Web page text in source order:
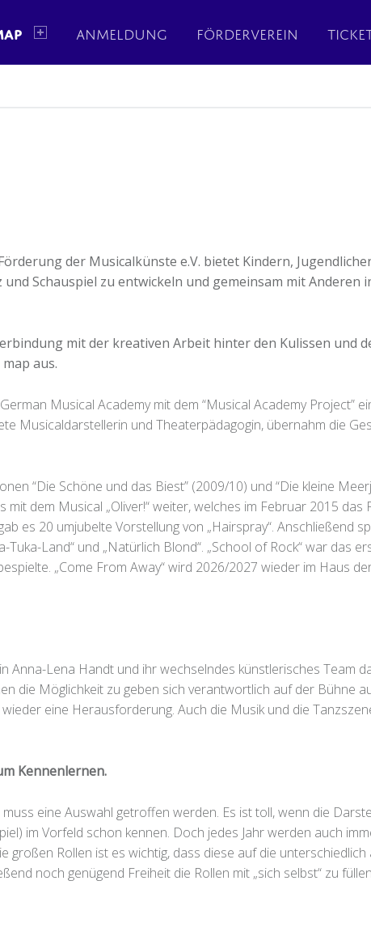
ANMELDUNG FÖRDERVEREIN
der Musicalkünste e.V. bietet Kindern,
Schauspiel zu entwickeln und gemeinsam mit Anderen
mit der kreativen Arbeit hinter den Kulissen und
aus.
Musical Academy mit dem “Musical Academy Project”
Musicaldarstellerin und Theaterpädagogin, übernahm die
“Die Schöne und das Biest” (2009/10) und “Die kleine
dem Musical „Oliver!“ weiter, welches im Februar 2015 das
es 20 umjubelte Vorstellung von „Hairspray“. Anschließend
Tuka-Land“ und „Natürlich Blond“. „School of Rock“ war das
„Come From Away“ wird 2026/2027 wieder im Haus
Anna-Lena Handt und ihr wechselndes künstlerisches Team
die Möglichkeit zu geben sich verantwortlich auf der Bühne
eine Herausforderung. Auch die Musik und die
Kennenlernen.
eine Auswahl getroffen werden. Es ist toll, wenn die
im Vorfeld schon kennen. Doch jedes Jahr werden auch
großen Rollen ist es wichtig, dass diese auf die
noch genügend Freiheit die Rollen mit „sich selbst“ zu